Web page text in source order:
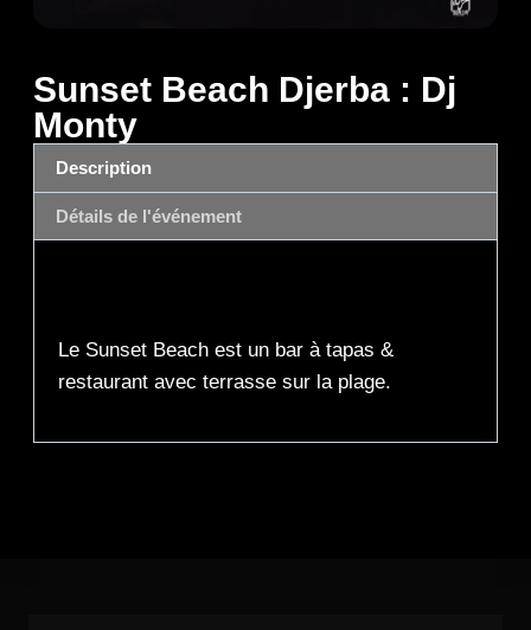
Sunset Beach Djerba : Dj
Monty
Description
Détails de l'événement
Le Sunset Beach est un bar à tapas &
restaurant avec terrasse sur la plage.